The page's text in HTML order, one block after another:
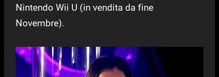
Nintendo Wii U (in vendita da fine
Novembre).